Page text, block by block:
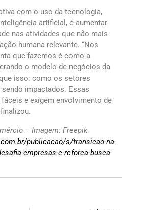
com o uso da tecnologia,
artificial, é aumentar
nas atividades que não mais
humana relevante. “Nos
que fazemos é como a
o modelo de negócios da
isso: como os setores
impactados. Essas
e exigem envolvimento de
– Imagem: Freepik
publicacao/s/transicao-na-
empresas-e-reforca-busca-